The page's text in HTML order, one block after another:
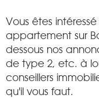
Vous êtes
appartement sur
dessous nos
de type 2, etc. à
conseillers
qu'il vous faut.